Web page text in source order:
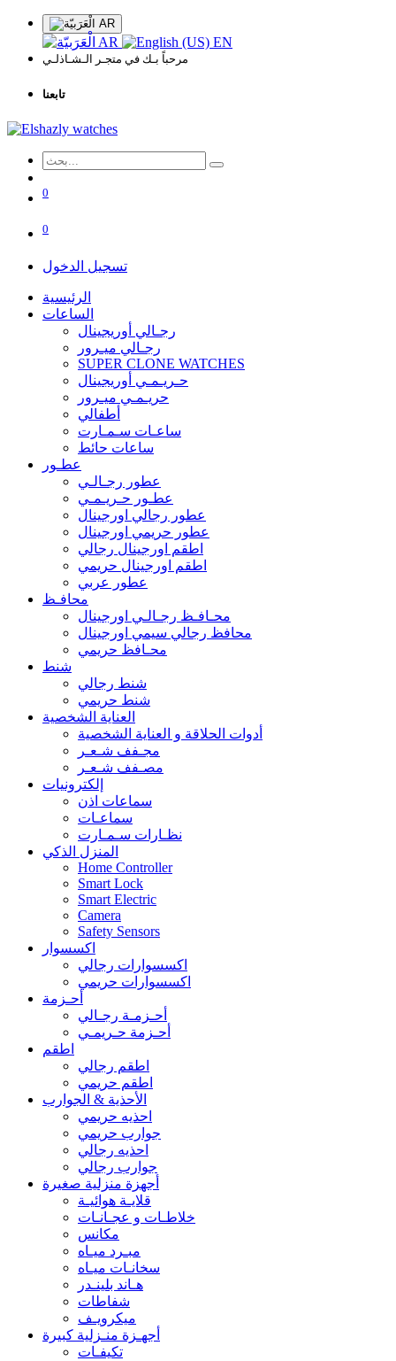
AR
AR EN
مرحباً بـك في متجـر الـشـاذلـي
تابعنا
0
0
تسجيل الدخول
الرئيسية
الساعات
رجـالي أوريجينال
رجـالي ميـرور
SUPER CLONE WATCHES
حـريـمـي أوريجينال
حريـمـي ميـرور
أطفالي
ساعـات سـمـارت
ساعات حائط
عطـور
عطور رجـالـي
عطـور حـريـمـي
عطور رجالي اورجينال
عطور حريمي اورجينال
اطقم اورجينال رجالي
اطقم اورجينال حريمي
عطور عربي
محافـظ
محـافـظ رجـالـي اورجينال
محافظ رجالي سيمي اورجينال
محـافظ حريمي
شنط
شنط رجالي
شنط حريمي
العناية الشخصية
أدوات الحلاقة و العناية الشخصية
مجـفف شـعـر
مصـفف شـعـر
إلكترونيات
سماعات اذن
سماعـات
نظـارات سـمـارت
المنزل الذكي
Home Controller
Smart Lock
Smart Electric
Camera
Safety Sensors
اكسسوار
اكسسوارات رجالي
اكسسوارات حريمي
أحـزمة
أحـزمـة رجـالي
أحـزمة حـريمـي
اطقم
اطقم رجالي
اطقم حريمي
الأحذية & الجوارب
احذيه حريمي
جوارب حريمي
احذيه رجالي
جوارب رجالي
أجهزة منزلية صغيرة
قلايـة هوائيـة
خلاطـات و عجـانـات
مكانس
مبـرد ميـاه
سخانـات ميـاه
هـاند بلينـدر
شفاطات
ميكرويـف
أجهـزة منـزلية كبيرة
تكيفـات